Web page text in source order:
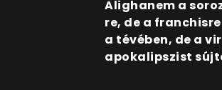
Alighanem a
re, de a
a tévében, de a
apokalipszist